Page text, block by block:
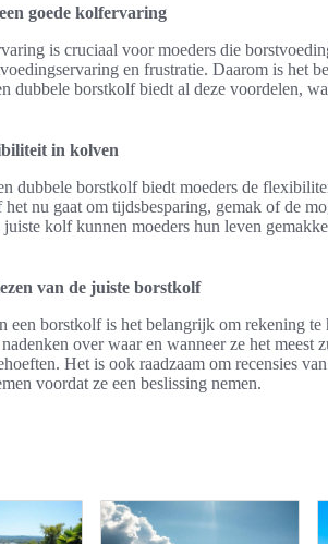
goede kolfervaring
is cruciaal voor moeders die
en frustratie. Daarom is het
dubbele borstkolf biedt al deze voordelen,
in kolven
dubbele borstkolf biedt moeders de
nu gaat om tijdsbesparing, gemak of de
kolf kunnen moeders hun leven
van de juiste borstkolf
een borstkolf is het belangrijk om rekening
over waar en wanneer ze het
Het is ook raadzaam om recensies
voordat ze een beslissing nemen.